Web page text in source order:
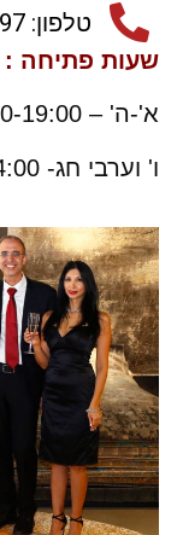
טלפון: 09-9555097
שעות פתיחה :
א'-ה' – 9:30-19:00
ו' וערבי חג- 9:30-14:00